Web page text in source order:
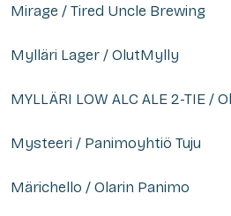
Mirage / Tired Uncle Brewing
Mylläri Lager / OlutMylly
MYLLÄRI LOW ALC ALE 2-TIE /
Mysteeri / Panimoyhtiö Tuju
Märichello / Olarin Panimo